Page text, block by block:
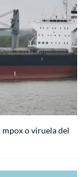
o viruela del